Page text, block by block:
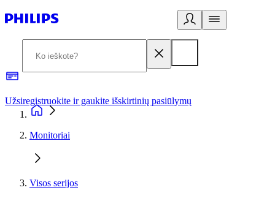
Užsiregistruokite ir gaukite išskirtinių pasiūlymų
Monitoriai
Visos serijos